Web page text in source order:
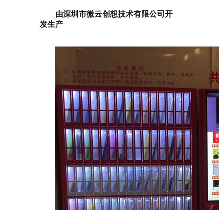
由深圳市微云创想技术有限公司开
发生产